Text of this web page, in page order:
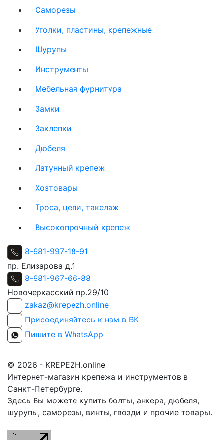
Саморезы
Уголки, пластины, крепежные
Шурупы
Инструменты
Мебельная фурнитура
Замки
Заклепки
Дюбеля
Латунный крепеж
Хозтовары
Троса, цепи, такелаж
Высокопрочный крепеж
8-981-997-18-91
пр. Елизарова д.1
8-981-967-66-88
Новочеркасский пр.29/10
zakaz@krepezh.online
Присоединяйтесь к нам в ВК
Пишите в WhatsApp
© 2026 - KREPEZH.online
Интернет-магазин крепежа и инструментов в
Санкт-Петербурге.
Здесь Вы можете купить болты, анкера, дюбеля,
шурупы, саморезы, винты, гвозди и прочие товары.